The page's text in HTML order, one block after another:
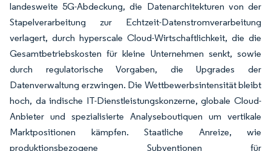
landesweite 5G-Abdeckung, die Datenarchitekturen von der
Stapelverarbeitung zur Echtzeit-Datenstromverarbeitung
verlagert, durch hyperscale Cloud-Wirtschaftlichkeit, die die
Gesamtbetriebskosten für kleine Unternehmen senkt, sowie
durch regulatorische Vorgaben, die Upgrades der
Datenverwaltung erzwingen. Die Wettbewerbsintensität bleibt
hoch, da indische IT-Dienstleistungskonzerne, globale Cloud-
Anbieter und spezialisierte Analyseboutiquen um vertikale
Marktpositionen kämpfen. Staatliche Anreize, wie
produktionsbezogene Subventionen für